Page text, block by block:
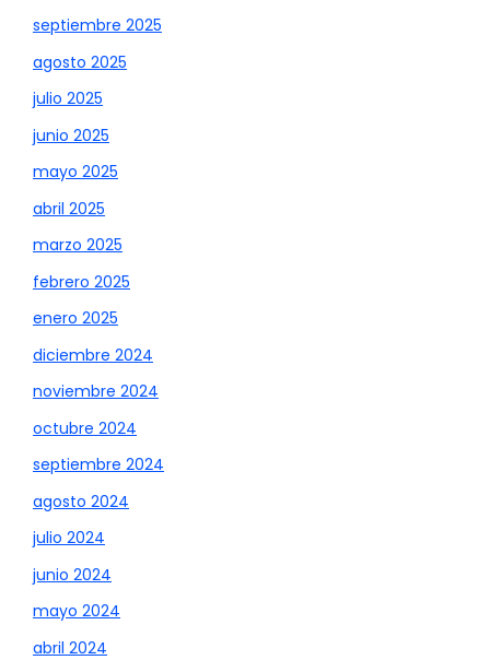
septiembre 2025
agosto 2025
julio 2025
junio 2025
mayo 2025
abril 2025
marzo 2025
febrero 2025
enero 2025
diciembre 2024
noviembre 2024
octubre 2024
septiembre 2024
agosto 2024
julio 2024
junio 2024
mayo 2024
abril 2024